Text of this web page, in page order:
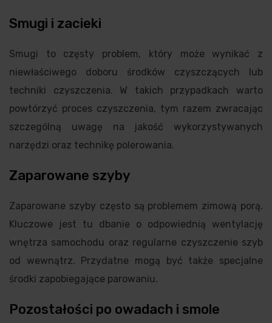
Smugi i zacieki
Smugi to częsty problem, który może wynikać z
niewłaściwego doboru środków czyszczących lub
techniki czyszczenia. W takich przypadkach warto
powtórzyć proces czyszczenia, tym razem zwracając
szczególną uwagę na jakość wykorzystywanych
narzędzi oraz technikę polerowania.
Zaparowane szyby
Zaparowane szyby często są problemem zimową porą.
Kluczowe jest tu dbanie o odpowiednią wentylację
wnętrza samochodu oraz regularne czyszczenie szyb
od wewnątrz. Przydatne mogą być także specjalne
środki zapobiegające parowaniu.
Pozostałości po owadach i smole